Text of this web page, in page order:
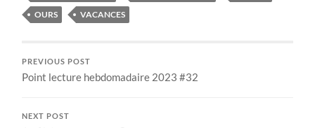
OURS
VACANCES
PREVIOUS POST
Point lecture hebdomadaire 2023 #32
NEXT POST